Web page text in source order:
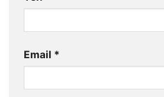
Email *